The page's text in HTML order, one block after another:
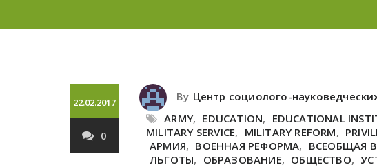
22.02.2017
0
By Центр социолого-
ARMY, EDUCATION, EDUCATIONAL
MILITARY SERVICE, MILITARY REFORM,
АРМИЯ, ВОЕННАЯ РЕФОРМА, ВСЕОБЩАЯ
ЛЬГОТЫ, ОБРАЗОВАНИЕ, ОБЩЕСТВО,